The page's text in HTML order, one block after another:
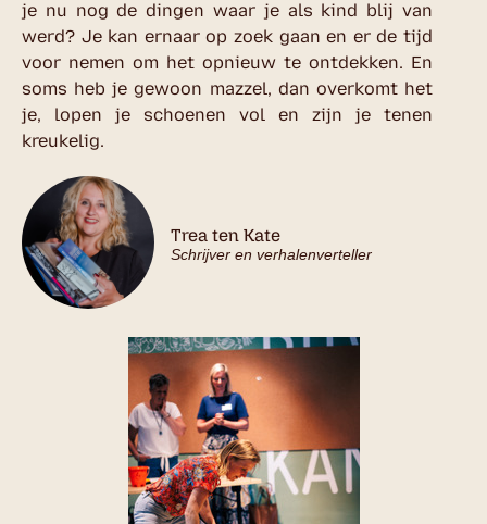
je nu nog de dingen waar je als kind blij van
werd? Je kan ernaar op zoek gaan en er de tijd
voor nemen om het opnieuw te ontdekken. En
soms heb je gewoon mazzel, dan overkomt het
je, lopen je schoenen vol en zijn je tenen
kreukelig.
Trea ten Kate
Schrijver en verhalenverteller